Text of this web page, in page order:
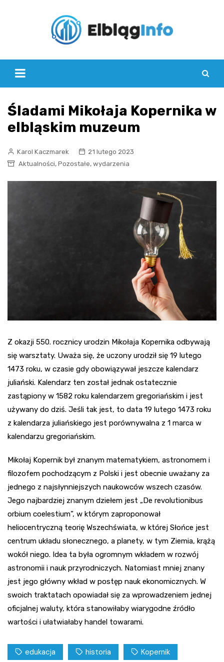
Śladami Mikołaja Kopernika w
elbląskim muzeum
Karol Kaczmarek
21 lutego 2023
Aktualności, Pozostałe, wydarzenia
Z okazji 550. rocznicy urodzin Mikołaja Kopernika odbywają
się warsztaty. Uważa się, że uczony urodził się 19 lutego
1473 roku, w czasie gdy obowiązywał jeszcze kalendarz
juliański. Kalendarz ten został jednak ostatecznie
zastąpiony w 1582 roku kalendarzem gregoriańskim i jest
używany do dziś. Jeśli tak jest, to data 19 lutego 1473 roku
z kalendarza juliańskiego jest porównywalna z 1 marca w
kalendarzu gregoriańskim.
Mikołaj Kopernik był znanym matematykiem, astronomem i
filozofem pochodzącym z Polski i jest obecnie uważany za
jednego z najsłynniejszych naukowców wszech czasów.
Jego najbardziej znanym dziełem jest „De revolutionibus
orbium coelestium”, w którym zaproponował
heliocentryczną teorię Wszechświata, w której Słońce jest
centrum układu słonecznego, a planety, w tym Ziemia, krążą
wokół niego. Idea ta była ogromnym wkładem w rozwój
astronomii i nauk przyrodniczych. Natomiast mniej znany
jest jego główny wkład w postęp nauk ekonomicznych. W
swoich traktatach opowiadał się za wprowadzeniem jednej
oficjalnej waluty, która stanowiłaby wiarygodne źródło
wartości i ułatwiałaby handel towarami.
edukacja historia Kopernik